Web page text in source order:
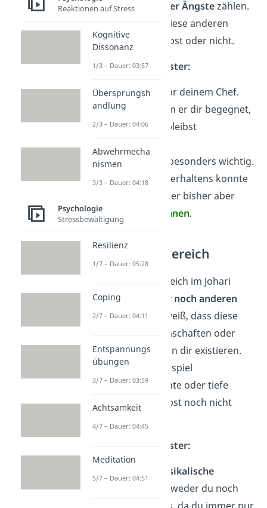
Werte, Vorlieben oder Ängstezählen.
Je nachdem, ob du diese anderen
(unbewusst) preisgibst oder nicht.
Beispiele Johari Fenster:
Du hastAngst
vor deinem Chef.
Aber immer wenn er dir begegnet,
lächelst du und bleibst
Dir ist
besonders wichtig.
Anhand deines Verhaltens konnte
es dein Gegenüber bisher aber
noch
nicht erkennen.
Unbekannter Bereich
Der unbekannte Bereich im Johari
Fenster ist
weder dir noch anderen
bekannt. Niemand weiß, dass diese
Persönlichkeitseigenschaften oder
Verhaltensweisen von dir existieren.
Dazu zählen zum Beispiel
schlummernde Talente oder tiefe
Wünsche, die du selbst noch nicht
Beispiele Johari Fenster:
musikalische
. Aber weder du noch
andere wissen es, da du immer nur
Reaktionen auf Stress
Kognitive
Dissonanz
1/3 – Dauer: 03:57
Übersprungsh
andlung
2/3 – Dauer: 04:06
Abwehrmecha
nismen
3/3 – Dauer: 04:18
Psychologie
Stressbewältigung
Resilienz
1/7 – Dauer: 05:28
Coping
2/7 – Dauer: 04:11
Entspannungs
übungen
3/7 – Dauer: 03:59
Achtsamkeit
4/7 – Dauer: 04:45
Meditation
5/7 – Dauer: 04:51